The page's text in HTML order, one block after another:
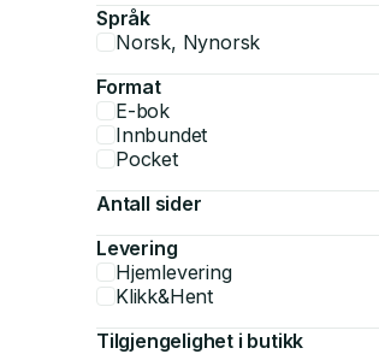
Språk
Norsk, Nynorsk
Format
E-bok
Innbundet
Pocket
Antall sider
Levering
Hjemlevering
Klikk&Hent
Tilgjengelighet i butikk